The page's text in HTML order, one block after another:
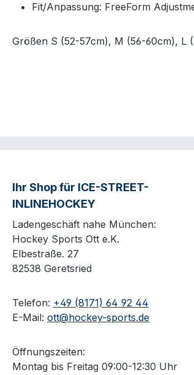
Fit/Anpassung: FreeForm
Größen S (52-57cm), M (56-60cm), L
Ihr Shop für ICE-STREET-
INLINEHOCKEY
Ladengeschäft nahe München:
Hockey Sports Ott e.K.
Elbestraße. 27
82538 Geretsried
Telefon: +49 (8171) 64 92 44
E-Mail: ott@hockey-sports.de
Öffnungszeiten:
Montag bis Freitag 09:00-12:30 Uhr